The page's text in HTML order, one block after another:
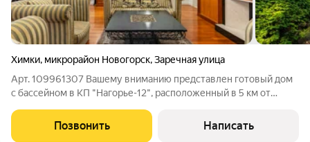
Химки, микрорайон Новогорск,Заречная улица
Арт. 109961307 Вашему вниманию представлен готовый дом
с бассейном в КП "Нагорье-12", расположенный в 5 км от
перекрытия - бетонные, крыша - металлочерепица. Есть вся
необходимая встроенная техника
Позвонить Написать